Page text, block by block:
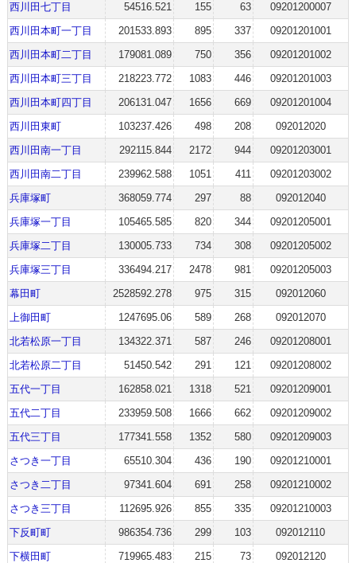
西川田七丁目
54516.521 155 63
09201200007
西川田本町一丁目
201533.893 895 337
09201201001
西川田本町二丁目
179081.089 750 356
09201201002
西川田本町三丁目
218223.772 1083 446
09201201003
西川田本町四丁目
206131.047 1656 669
09201201004
西川田東町
103237.426 498 208
092012020
西川田南一丁目
292115.844 2172 944
09201203001
西川田南二丁目
239962.588 1051 411
09201203002
兵庫塚町
368059.774 297 88
092012040
兵庫塚一丁目
105465.585 820 344
09201205001
兵庫塚二丁目
130005.733 734 308
09201205002
兵庫塚三丁目
336494.217 2478 981
09201205003
幕田町
2528592.278 975 315
092012060
上御田町
1247695.06 589 268
092012070
北若松原一丁目
134322.371 587 246
09201208001
北若松原二丁目
51450.542 291 121
09201208002
五代一丁目
162858.021 1318 521
09201209001
五代二丁目
233959.508 1666 662
09201209002
五代三丁目
177341.558 1352 580
09201209003
さつき一丁目
65510.304 436 190
09201210001
さつき二丁目
97341.604 691 258
09201210002
さつき三丁目
112695.926 855 335
09201210003
下反町町
986354.736 299 103
092012110
下横田町
719965.483 215 73
092012120